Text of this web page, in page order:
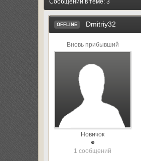
Сообщений в теме: 3
OFFLINE Dmitriy32
Вновь прибывший
Новичок
1 сообщений